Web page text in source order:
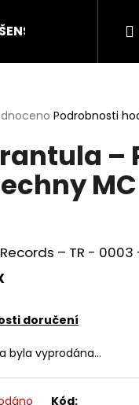
Podrobnosti
–
MC
– TR - 0003 -
doručení
byla vyprodána…
Kód:
AT THE GATES